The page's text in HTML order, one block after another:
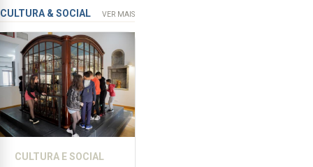
que
garante
a
abertura
dos
museus
e
núcleos
integrados
CULTURA & SOCIAL VER MAIS
CULTURA E SOCIAL